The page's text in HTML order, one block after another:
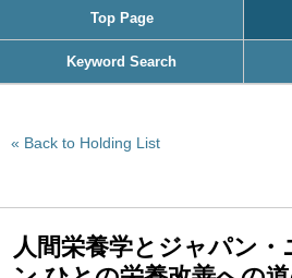
Top Page
Keyword Search
Back to Holding List
人間栄養学とジャパン・